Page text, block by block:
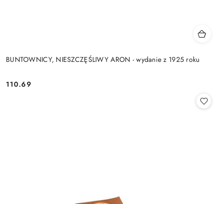
BUNTOWNICY, NIESZCZĘŚLIWY ARON - wydanie z 1925 roku
Cena:
110.69